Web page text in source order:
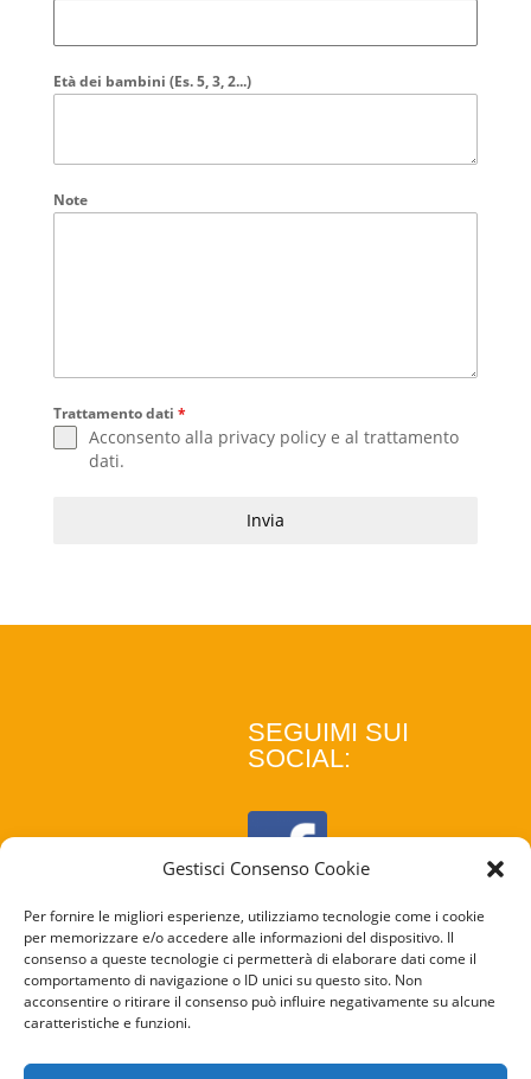
Gestisci Consenso Cookie
Per fornire le migliori esperienze, utilizziamo tecnologie come i cookie
per memorizzare e/o accedere alle informazioni del dispositivo. Il
consenso a queste tecnologie ci permetterà di elaborare dati come il
comportamento di navigazione o ID unici su questo sito. Non
acconsentire o ritirare il consenso può influire negativamente su alcune
caratteristiche e funzioni.
Età dei bambini (Es. 5, 3, 2...)
Note
Trattamento dati *
Acconsento alla privacy policye al trattamento
dati.
Invia
SEGUIMI SUI
SOCIAL:
COOKIE